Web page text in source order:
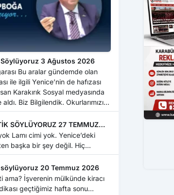
3 Ağustos 2026
ile ilgili Yenice’nin de hafızası
Karakırık Sosyal medyasında
olmaları için...
SÖYLÜYORUZ 27 TEMMUZ
cinayet canilikten başka bir şey değil. Hiç...
20 Temmuz 2026
kiracı
geçtiğimiz hafta sonu